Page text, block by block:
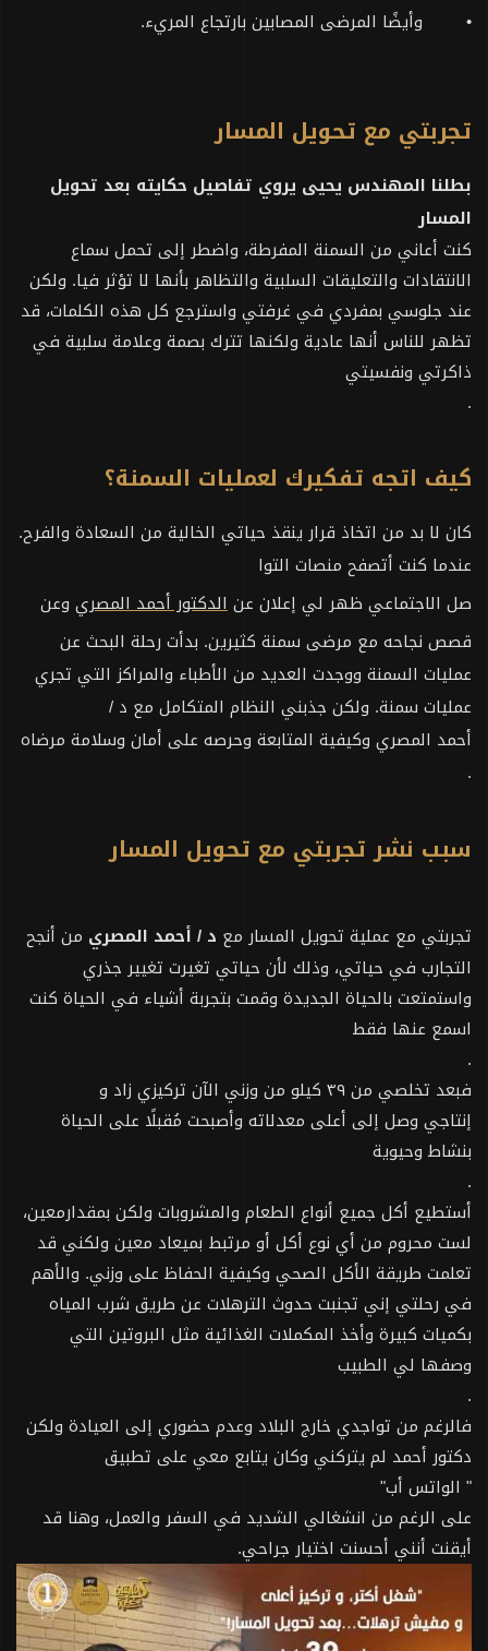
•
وأيضًا المرضى المصابين بارتجاع المريء.
تجربتي مع تحويل المسار
بطلنا المهندس يحيى يروي تفاصيل حكايته بعد تحويل
المسار
كنت أعاني من السمنة المفرطة، واضطر إلى تحمل سماع
الانتقادات والتعليقات السلبية والتظاهر بأنها لا تؤثر فيا. ولكن
عند جلوسي بمفردي في غرفتي واسترجع كل هذه الكلمات، قد
تظهر للناس أنها عادية ولكنها تترك بصمة وعلامة سلبية في
ذاكرتي ونفسيتي
.
كيف اتجه تفكيرك لعمليات السمنة؟
كان لا بد من اتخاذ قرار ينقذ حياتي الخالية من السعادة والفرح.
عندما كنت أتصفح منصات التوا
صل الاجتماعي ظهر لي إعلان عنالدكتور أحمد المصري وعن
قصص نجاحه مع مرضى سمنة كثيرين. بدأت رحلة البحث عن
عمليات السمنة ووجدت العديد من الأطباء والمراكز التي تجري
عمليات سمنة. ولكن جذبني النظام المتكامل مع د /
أحمد المصري وكيفية المتابعة وحرصه على أمان وسلامة مرضاه
.
سبب نشر تجربتي مع تحويل المسار
تجربتي مع عملية تحويل المسار مع د / أحمد المصري من أنجح
التجارب في حياتي، وذلك لأن حياتي تغيرت تغيير جذري
واستمتعت بالحياة الجديدة وقمت بتجربة أشياء في الحياة كنت
اسمع عنها فقط
.
فبعد تخلصي من ٣٩ كيلو من وزني الآن تركيزي زاد و
إنتاجي وصل إلى أعلى معدلاته وأصبحت مُقبلًا على الحياة
بنشاط وحيوية
.
أستطيع أكل جميع أنواع الطعام والمشروبات ولكن بمقدارمعين،
لست محروم من أي نوع أكل أو مرتبط بميعاد معين ولكني قد
تعلمت طريقة الأكل الصحي وكيفية الحفاظ على وزني. والأهم
في رحلتي إني تجنبت حدوث الترهلات عن طريق شرب المياه
بكميات كبيرة وأخذ المكملات الغذائية مثل البروتين التي
وصفها لي الطبيب
.
فالرغم من تواجدي خارج البلاد وعدم حضوري إلى العيادة ولكن
دكتور أحمد لم يتركني وكان يتابع معي على تطبيق
" الواتس أب"
على الرغم من انشغالي الشديد في السفر والعمل، وهنا قد
أيقنت أنني أحسنت اختيار جراحي.